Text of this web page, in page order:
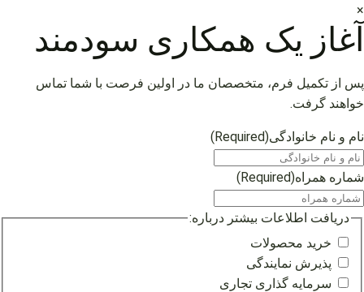
×
آغاز یک همکاری سودمند
پس از تکمیل فرم، متخصصان ما در اولین فرصت با شما تماس
خواهند گرفت.
نام و نام خانوادگی(Required)
شماره همراه(Required)
دریافت اطلاعات بیشتر درباره:
خرید محصولات
پذیرش نمایندگی
سرمایه گذاری تجاری